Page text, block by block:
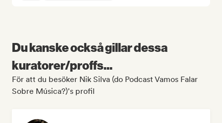
Du kanske också gillar dessa
kuratorer/proffs...
För att du besöker Nik Silva (do Podcast Vamos Falar
Sobre Música?)'s profil